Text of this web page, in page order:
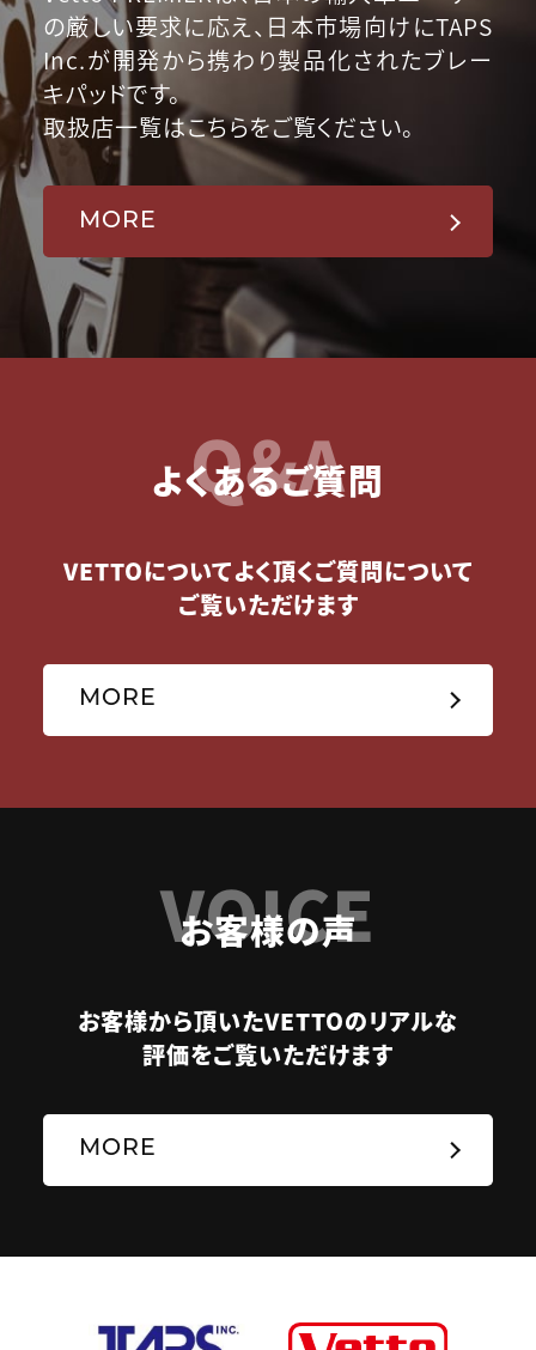
の厳しい要求に応え、日本市場向けにTAPS
Inc.が開発から携わり製品化されたブレー
キパッドです。
取扱店一覧はこちらをご覧ください。
MORE
Q&A
よくあるご質問
VETTOについてよく頂くご質問について
ご覧いただけます
MORE
VOICE
お客様の声
お客様から頂いたVETTOのリアルな
評価をご覧いただけます
MORE